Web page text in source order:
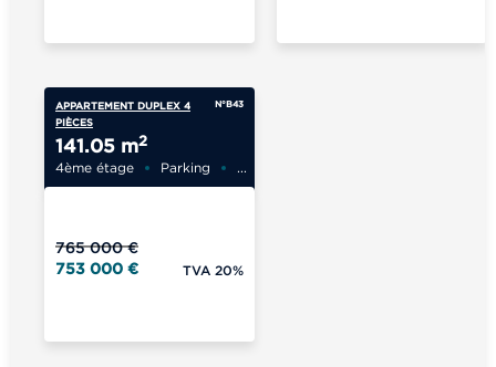
N°B43
APPARTEMENT DUPLEX 4
PIÈCES
141.05 m2
4ème étage Parking ...
765 000 €
753 000 €
TVA 20%